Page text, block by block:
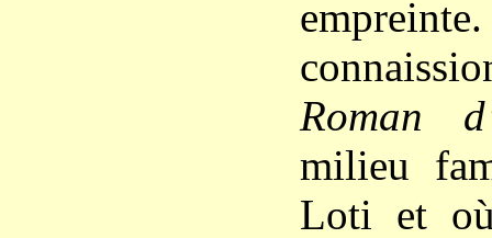
Roman
milieu
Loti et